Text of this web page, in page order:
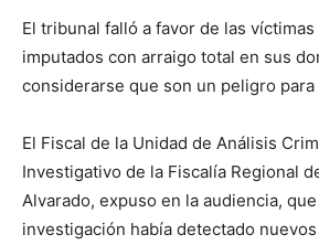
El tribunal falló a favor de las
imputados con arraigo total en sus
considerarse que son un peligro para
El Fiscal de la Unidad de Análisis
Investigativo de la Fiscalía Regional
Alvarado, expuso en la audiencia,
investigación había detectado